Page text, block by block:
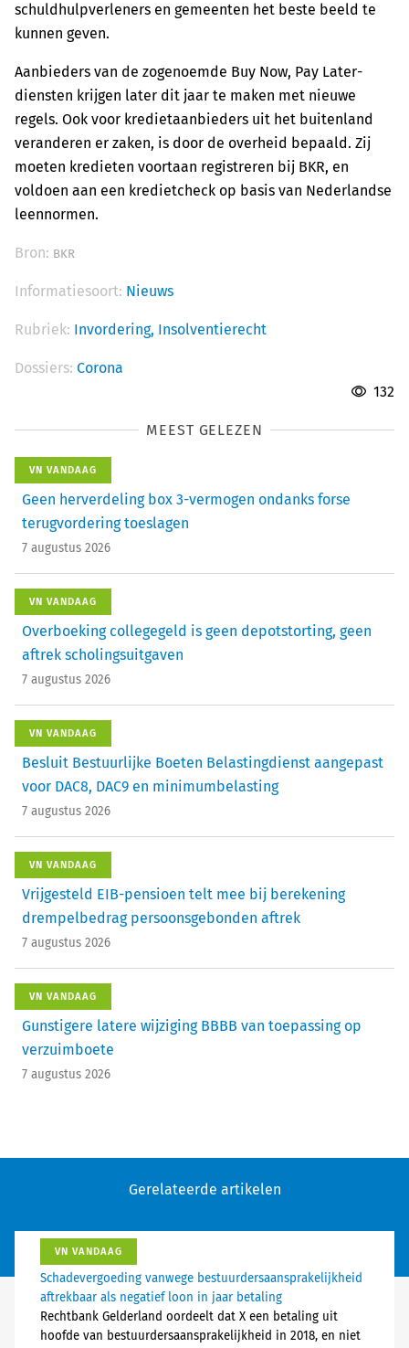
schuldhulpverleners en gemeenten het beste beeld te
kunnen geven.
Aanbieders van de zogenoemde Buy Now, Pay Later-
diensten krijgen later dit jaar te maken met nieuwe
regels. Ook voor kredietaanbieders uit het buitenland
veranderen er zaken, is door de overheid bepaald. Zij
moeten kredieten voortaan registreren bij BKR, en
voldoen aan een kredietcheck op basis van Nederlandse
leennormen.
Bron: BKR
Informatiesoort: Nieuws
Rubriek: Invordering, Insolventierecht
Dossiers: Corona
132
MEEST GELEZEN
VN VANDAAG
Geen herverdeling box 3-vermogen ondanks forse
terugvordering toeslagen
7 augustus 2026
VN VANDAAG
Overboeking collegegeld is geen depotstorting, geen
aftrek scholingsuitgaven
7 augustus 2026
VN VANDAAG
Besluit Bestuurlijke Boeten Belastingdienst aangepast
voor DAC8, DAC9 en minimumbelasting
7 augustus 2026
VN VANDAAG
Vrijgesteld EIB-pensioen telt mee bij berekening
drempelbedrag persoonsgebonden aftrek
7 augustus 2026
VN VANDAAG
Gunstigere latere wijziging BBBB van toepassing op
verzuimboete
7 augustus 2026
Gerelateerde artikelen
VN VANDAAG
Schadevergoeding vanwege bestuurdersaansprakelijkheid
aftrekbaar als negatief loon in jaar betaling
Rechtbank Gelderland oordeelt dat X een betaling uit
hoofde van bestuurdersaansprakelijkheid in 2018, en niet